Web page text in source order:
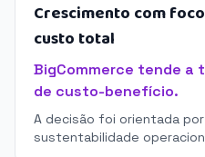
Crescimento com
custo total
BigCommerce tende a
de custo-benefício.
A decisão foi orientada
sustentabilidade